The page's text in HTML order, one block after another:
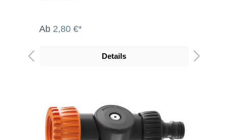
Ab 2,80 €*
Details